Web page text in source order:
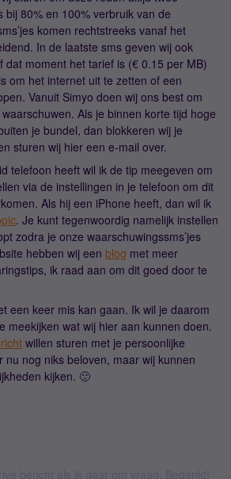
bij 80% en 100% verbruik van de
komen rechtstreeks vanaf het
In de laatste sms geven wij ook
dat moment het tarief is (€ 0.15 per MB)
om het internet uit te zetten of een
Vanuit Simyo doen wij ons best om
Als je binnen korte tijd hoge
je bundel, dan blokkeren wij je
sturen wij hier een e-mail over.
telefoon heeft wil ik de tip meegeven om
via de instellingen in je telefoon om dit
Als hij een iPhone heeft, dan wil ik
. Je kunt tegenwoordig namelijk instellen
zodra je onze waarschuwingssms’jes
hebben wij een blog met meer
ik raad aan om dit goed door te
een keer mis kan gaan. Ik wil je daarom
meekijken wat wij hier aan kunnen doen.
willen sturen met je persoonlijke
nu nog niks beloven, maar wij kunnen
kijken. 🙂